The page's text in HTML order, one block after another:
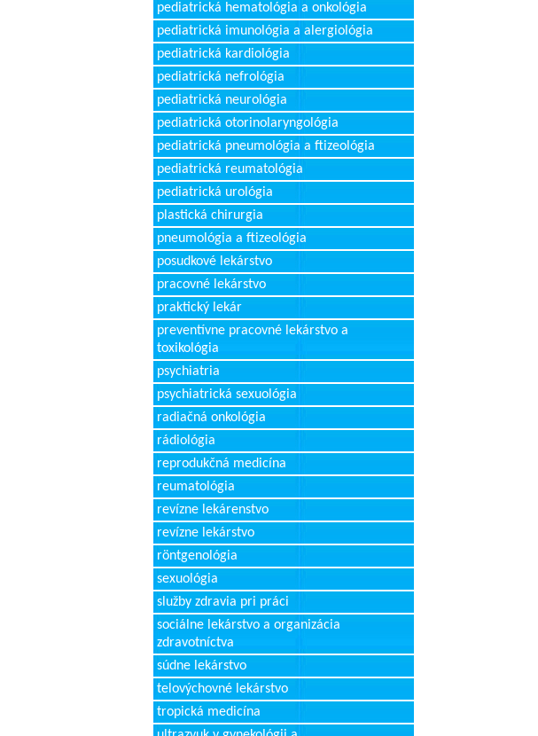
pediatrická hematológia a onkológia
pediatrická imunológia a alergiológia
pediatrická kardiológia
pediatrická nefrológia
pediatrická neurológia
pediatrická otorinolaryngológia
pediatrická pneumológia a ftizeológia
pediatrická reumatológia
pediatrická urológia
plastická chirurgia
pneumológia a ftizeológia
posudkové lekárstvo
pracovné lekárstvo
praktický lekár
preventívne pracovné lekárstvo a
toxikológia
psychiatria
psychiatrická sexuológia
radiačná onkológia
rádiológia
reprodukčná medicína
reumatológia
revízne lekárenstvo
revízne lekárstvo
röntgenológia
sexuológia
služby zdravia pri práci
sociálne lekárstvo a organizácia
zdravotníctva
súdne lekárstvo
telovýchovné lekárstvo
tropická medicína